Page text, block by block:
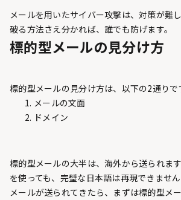
メールを用いたサイバー攻撃は、対策が難
破る方法さえ分かれば、誰でも防げます。
標的型メールの見分け方
標的型メールの見分け方は、以下の2通りで
メールの文面
ドメイン
標的型メールの大半は、海外から送られま
を使っても、完璧な日本語は再現できませ
メールが送られてきたら、まずは標的型メ